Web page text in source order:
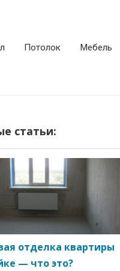
Потолок Мебель
статьи:
отделка квартиры
— что это?